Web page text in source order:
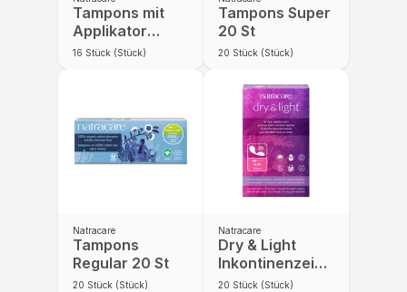
Tampons mit
Applikator
Regular 16 St
16 Stück (Stück)
Tampons Super
20 St
20 Stück (Stück)
Natracare
Tampons
Regular 20 St
20 Stück (Stück)
Natracare
Dry & Light
Inkontinenzeinlage
Slim 20 St
20 Stück (Stück)